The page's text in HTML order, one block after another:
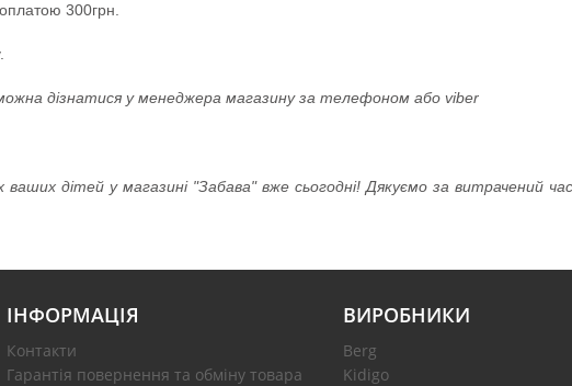
300грн.
дізнатися у менеджера магазину за телефоном або viber
дітей у магазині "Забава" вже сьогодні! Дякуємо за витрачений
ІНФОРМАЦІЯ
Контакти
Гарантія повернення та обміну товара
ВИРОБНИКИ
Berg
Kidigo